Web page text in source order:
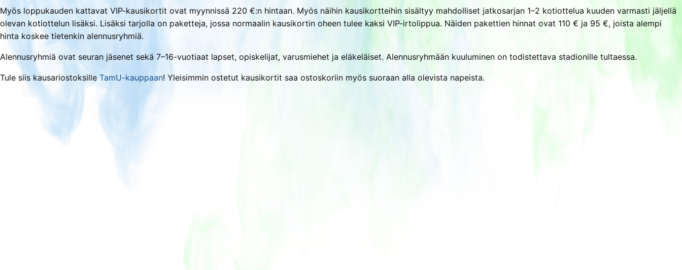
Myös loppukauden kattavat VIP-kausikortit ovat myynnissä 220 €:n hintaan. Myös näihin kausikortteihin sisältyy mahdolliset jatkosarjan 1–2 kotiottelua kuuden varmasti jäljellä
olevan kotiottelun lisäksi. Lisäksi tarjolla on paketteja, jossa normaalin kausikortin oheen tulee kaksi VIP-irtolippua. Näiden pakettien hinnat ovat 110 € ja 95 €, joista alempi
hinta koskee tietenkin alennusryhmiä.
Alennusryhmiä ovat seuran jäsenet sekä 7–16-vuotiaat lapset, opiskelijat, varusmiehet ja eläkeläiset. Alennusryhmään kuuluminen on todistettava stadionille tultaessa.
Tule siis kausariostoksilleTamU-kauppaan! Yleisimmin ostetut kausikortit saa ostoskoriin myös suoraan alla olevista napeista.